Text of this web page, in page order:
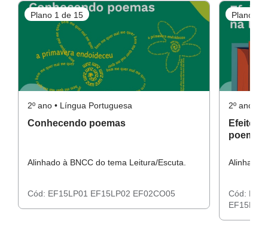
Plano 1 de 15
2º ano • Língua Portuguesa
Conhecendo poemas
Alinhado à BNCC do tema Leitura/Escuta.
Cód: EF15LP01 EF15LP02 EF02CO05
Plano 2
2º ano •
Efeito
poemas
Alinhado
Cód: